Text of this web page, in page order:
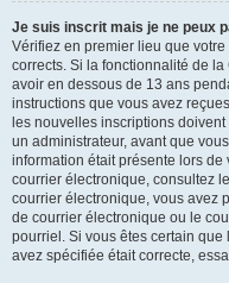
Je suis inscrit mais je ne peux
Vérifiez en premier lieu que
corrects. Si la fonctionnalité de
avoir en dessous de 13 ans
instructions que vous avez
les nouvelles inscriptions
un administrateur, avant que
information était présente lors
courrier électronique, consultez
courrier électronique, vous avez
de courrier électronique ou le
pourriel. Si vous êtes certain
avez spécifiée était correcte,